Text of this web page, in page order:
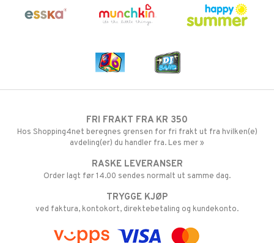
FRI FRAKT FRA KR 350
Hos Shopping4net beregnes grensen for fri frakt ut fra hvilken(e)
avdeling(er) du handler fra. Les mer »
RASKE LEVERANSER
Order lagt før 14.00 sendes normalt ut samme dag.
TRYGGE KJØP
ved faktura, kontokort, direktebetaling og kundekonto.